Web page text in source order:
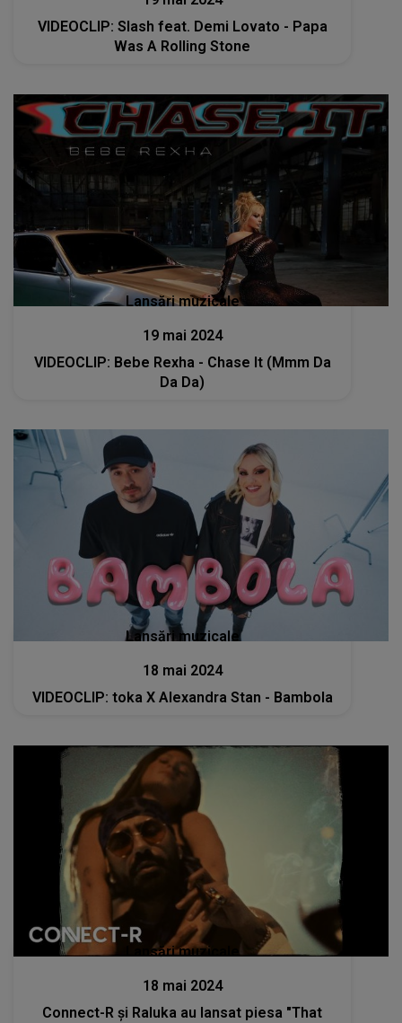
VIDEOCLIP: Slash feat. Demi Lovato - Papa
Was A Rolling Stone
Lansări muzicale
19 mai 2024
VIDEOCLIP: Bebe Rexha - Chase It (Mmm Da
Da Da)
Lansări muzicale
18 mai 2024
VIDEOCLIP: toka X Alexandra Stan - Bambola
Lansări muzicale
18 mai 2024
Connect-R și Raluka au lansat piesa "That